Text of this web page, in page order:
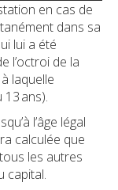
en cas de
dans sa
lui a été
l’octroi de la
laquelle
ans).
l’âge légal
calculée que
les autres
capital.